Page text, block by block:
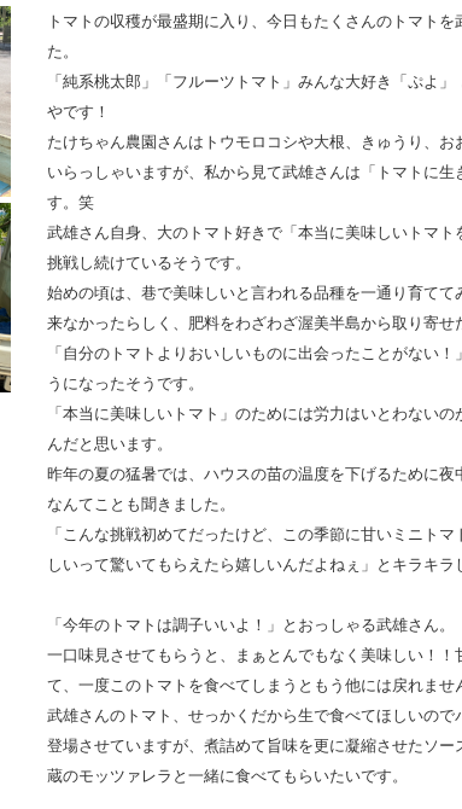
トマトの収穫が最盛期に入り、今日もたくさんのトマトを
た。
「純系桃太郎」「フルーツトマト」みんな大好き「ぷよ
やです！
たけちゃん農園さんはトウモロコシや大根、きゅうり、お
いらっしゃいますが、私から見て武雄さんは「トマトに生
す。笑
武雄さん自身、大のトマト好きで「本当に美味しいトマト
挑戦し続けているそうです。
始めの頃は、巷で美味しいと言われる品種を一通り育てて
来なかったらしく、肥料をわざわざ渥美半島から取り寄せ
「自分のトマトよりおいしいものに出会ったことがない
うになったそうです。
「本当に美味しいトマト」のためには労力はいとわない
んだと思います。
昨年の夏の猛暑では、ハウスの苗の温度を下げるために夜
なんてことも聞きました。
「こんな挑戦初めてだったけど、この季節に甘いミニト
しいって驚いてもらえたら嬉しいんだよねぇ」とキラキラ
「今年のトマトは調子いいよ！」とおっしゃる武雄さん。
一口味見させてもらうと、まぁとんでもなく美味しい！
て、一度このトマトを食べてしまうともう他には戻れませ
武雄さんのトマト、せっかくだから生で食べてほしいので
登場させていますが、煮詰めて旨味を更に凝縮させたソー
蔵のモッツァレラと一緒に食べてもらいたいです。